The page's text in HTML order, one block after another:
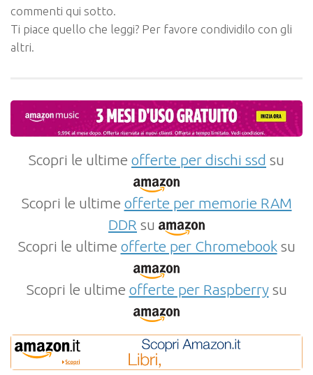
commenti qui sotto.
Ti piace quello che leggi? Per favore condividilo con gli
altri.
Scopri le ultime offerte per dischi ssd su
Scopri le ultime offerte per memorie RAM
DDR su
Scopri le ultime offerte per Chromebooksu
Scopri le ultime offerte per Raspberrysu